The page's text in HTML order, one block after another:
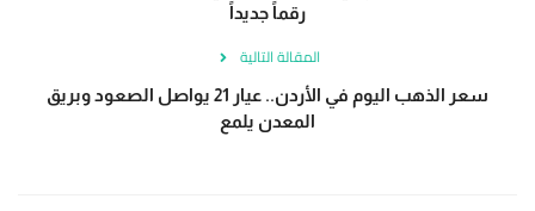
رقماً جديداً
المقالة التالية
سعر الذهب اليوم في الأردن.. عيار 21 يواصل الصعود وبريق
المعدن يلمع